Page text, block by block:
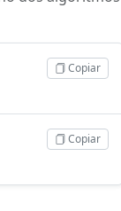
Copiar
Copiar